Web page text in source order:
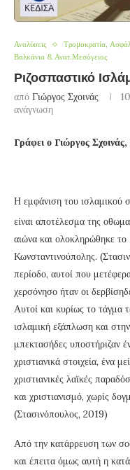
Αναλύσεις
Τρομοκρατία,
Βαλκάνια & Ανατ.Μεσόγειος
Ριζοσπαστικό
από Γιώργος Σχοινάς
ανάγνωση
Γράφει ο Γιώργος
Η εμφάνιση του ισλαμικού
είναι αποτέλεσμα της
αιώνα και ολοκληρώθηκε
Κωνσταντινούπολης.
περίοδο, αυτοί που
χερσόνησο ήταν οι
Αυτοί και κυρίως το
ισλαμική εξάπλωση και
μπεκτασήδες υποστήριζαν
χριστιανικά στοιχεία, ένα
χριστιανικές λαϊκές
και χριστιανισμό, χωρίς
(Στασινόπουλος, 2019)
Από την κατάρρευση των
και έπειτα όμως αυτή η